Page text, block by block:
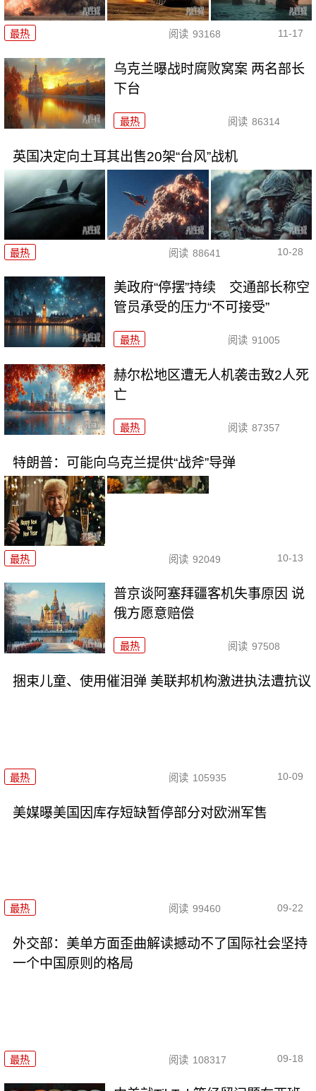
最热 阅读 93168 11-17
乌克兰曝战时腐败窝案 两名部长
下台
最热 阅读 86314
英国决定向土耳其出售20架“台风”战机
最热 阅读 88641 10-28
美政府“停摆”持续 交通部长称空
管员承受的压力“不可接受”
最热 阅读 91005
赫尔松地区遭无人机袭击致2人死
亡
最热 阅读 87357
特朗普：可能向乌克兰提供“战斧”导弹
最热 阅读 92049 10-13
普京谈阿塞拜疆客机失事原因 说
俄方愿意赔偿
最热 阅读 97508
捆束儿童、使用催泪弹 美联邦机构激进执法遭抗议
最热 阅读 105935 10-09
美媒曝美国因库存短缺暂停部分对欧洲军售
最热 阅读 99460 09-22
外交部：美单方面歪曲解读撼动不了国际社会坚持
一个中国原则的格局
最热 阅读 108317 09-18